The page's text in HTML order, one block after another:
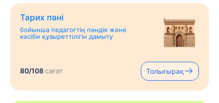
Тарих пәні
бойынша педагогтің пәндік және
кәсіби құзыреттілігін дамыту
80/108сағат Толығырақ